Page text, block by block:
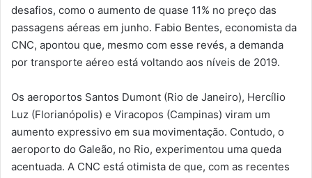
desafios, como o aumento de quase 11% no preço das
passagens aéreas em junho. Fabio Bentes, economista da
CNC, apontou que, mesmo com esse revés, a demanda
por transporte aéreo está voltando aos níveis de 2019.
Os aeroportos Santos Dumont (Rio de Janeiro), Hercílio
Luz (Florianópolis) e Viracopos (Campinas) viram um
aumento expressivo em sua movimentação. Contudo, o
aeroporto do Galeão, no Rio, experimentou uma queda
acentuada. A CNC está otimista de que, com as recentes